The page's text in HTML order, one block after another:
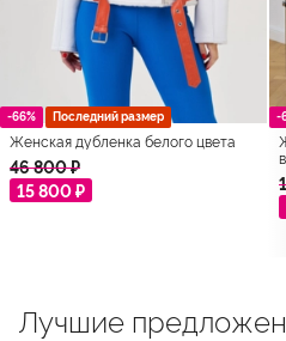
-66% Последний размер
Женская дубленка белого цвета
46 800 ₽
15 800 ₽
-
Лучшие